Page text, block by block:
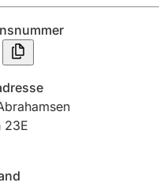
og forseinkingsgebyr
jegeravgiftskort
23E